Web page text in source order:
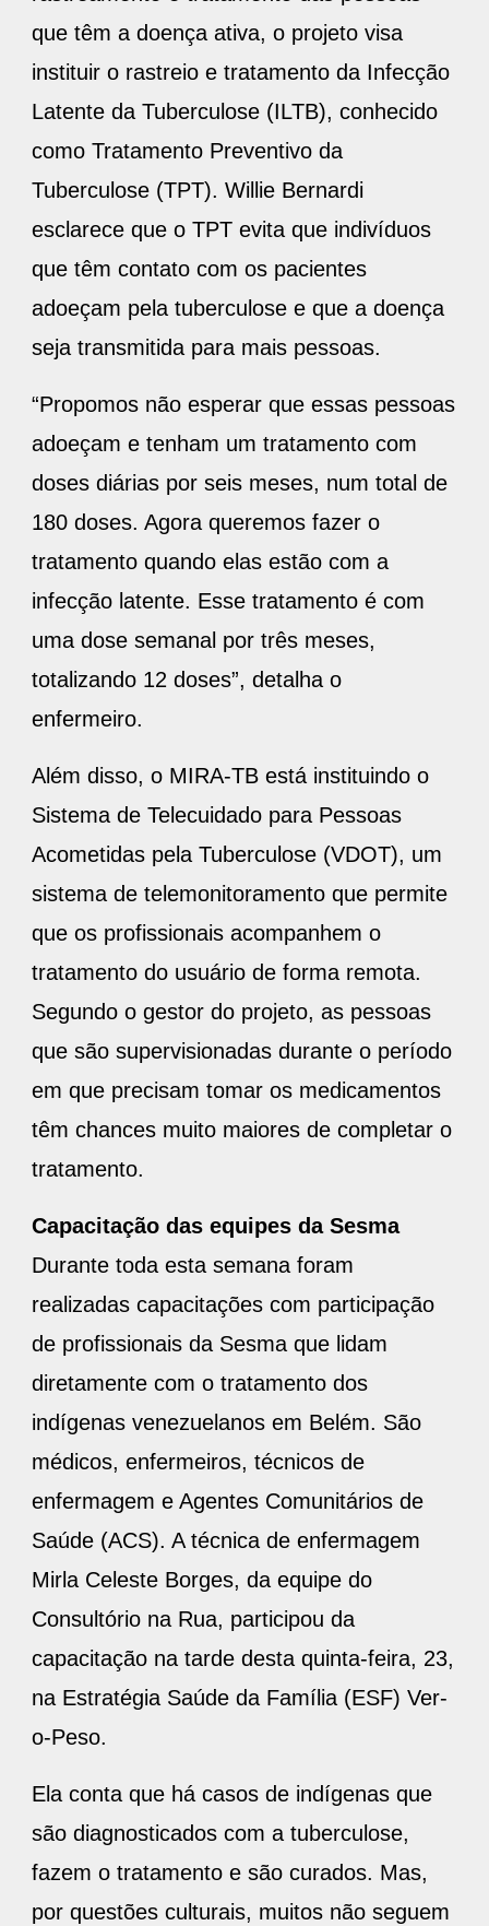
que têm a doença ativa, o projeto visa
instituir o rastreio e tratamento da Infecção
Latente da Tuberculose (ILTB), conhecido
como Tratamento Preventivo da
Tuberculose (TPT). Willie Bernardi
esclarece que o TPT evita que indivíduos
que têm contato com os pacientes
adoeçam pela tuberculose e que a doença
seja transmitida para mais pessoas.
“Propomos não esperar que essas pessoas
adoeçam e tenham um tratamento com
doses diárias por seis meses, num total de
180 doses. Agora queremos fazer o
tratamento quando elas estão com a
infecção latente. Esse tratamento é com
uma dose semanal por três meses,
totalizando 12 doses”, detalha o
enfermeiro.
Além disso, o MIRA-TB está instituindo o
Sistema de Telecuidado para Pessoas
Acometidas pela Tuberculose (VDOT), um
sistema de telemonitoramento que permite
que os profissionais acompanhem o
tratamento do usuário de forma remota.
Segundo o gestor do projeto, as pessoas
que são supervisionadas durante o período
em que precisam tomar os medicamentos
têm chances muito maiores de completar o
tratamento.
Capacitação das equipes da Sesma
Durante toda esta semana foram
realizadas capacitações com participação
de profissionais da Sesma que lidam
diretamente com o tratamento dos
indígenas venezuelanos em Belém. São
médicos, enfermeiros, técnicos de
enfermagem e Agentes Comunitários de
Saúde (ACS). A técnica de enfermagem
Mirla Celeste Borges, da equipe do
Consultório na Rua, participou da
capacitação na tarde desta quinta-feira, 23,
na Estratégia Saúde da Família (ESF) Ver-
o-Peso.
Ela conta que há casos de indígenas que
são diagnosticados com a tuberculose,
fazem o tratamento e são curados. Mas,
por questões culturais, muitos não seguem